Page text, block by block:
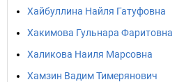
Хайбуллина Найля Гатуфовна
Хакимова Гульнара Фаритовна
Халикова Наиля Марсовна
Хамзин Вадим Тимерянович